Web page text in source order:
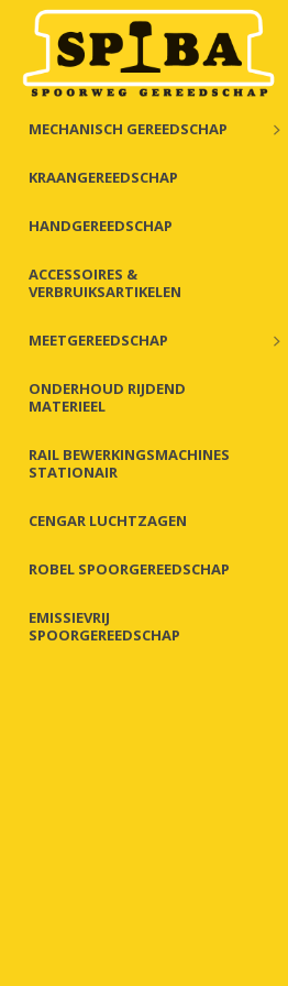
MECHANISCH GEREEDSCHAP
KRAANGEREEDSCHAP
HANDGEREEDSCHAP
ACCESSOIRES &
VERBRUIKSARTIKELEN
MEETGEREEDSCHAP
ONDERHOUD RIJDEND
MATERIEEL
RAIL BEWERKINGSMACHINES
STATIONAIR
CENGAR LUCHTZAGEN
ROBEL SPOORGEREEDSCHAP
EMISSIEVRIJ
SPOORGEREEDSCHAP